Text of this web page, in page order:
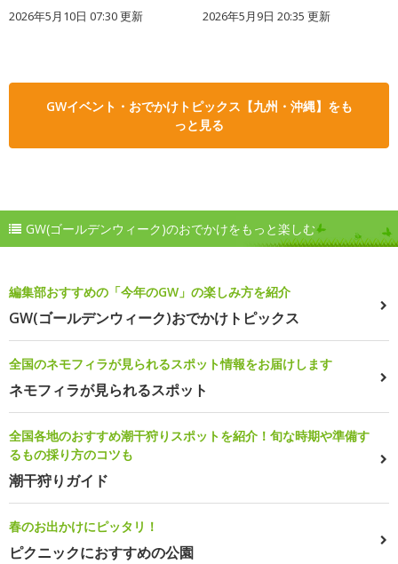
2026年5月10日 07:30 更新 2026年5月9日 20:35 更新
GWイベント・おでかけトピックス【九州・沖縄】をも
っと見る
GW(ゴールデンウィーク)のおでかけをもっと楽しむ
編集部おすすめの「今年のGW」の楽しみ方を紹介
GW(ゴールデンウィーク)おでかけトピックス
全国のネモフィラが見られるスポット情報をお届けします
ネモフィラが見られるスポット
全国各地のおすすめ潮干狩りスポットを紹介！旬な時期や準備す
るもの採り方のコツも
潮干狩りガイド
春のお出かけにピッタリ！
ピクニックにおすすめの公園